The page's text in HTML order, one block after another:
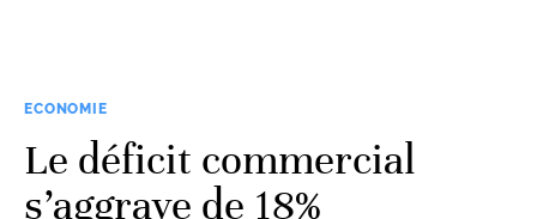
ECONOMIE
Le déficit commercial
s’aggrave de 18%